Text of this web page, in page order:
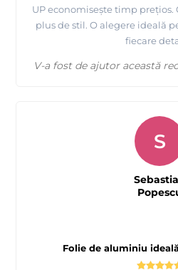
UP economisește timp prețios.
plus de stil. O alegere ideală
fiecare
V-a fost de ajutor această
Folie de aluminiu
S